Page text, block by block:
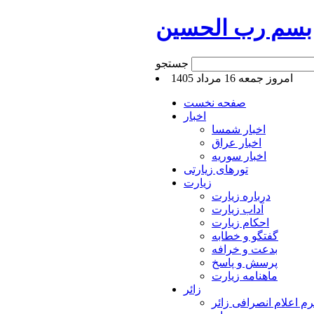
بسم رب الحسین
امروز جمعه 16 مرداد 1405
صفحه نخست
اخبار
اخبار شمسا
اخبار عراق
اخبار سوریه
تورهای زیارتی
زیارت
درباره زیارت
آداب زیارت
احکام زیارت
گفتگو و خطابه
بدعت و خرافه
پرسش و پاسخ
ماهنامه زیارت
زائر
اعلام انصرافی زائر